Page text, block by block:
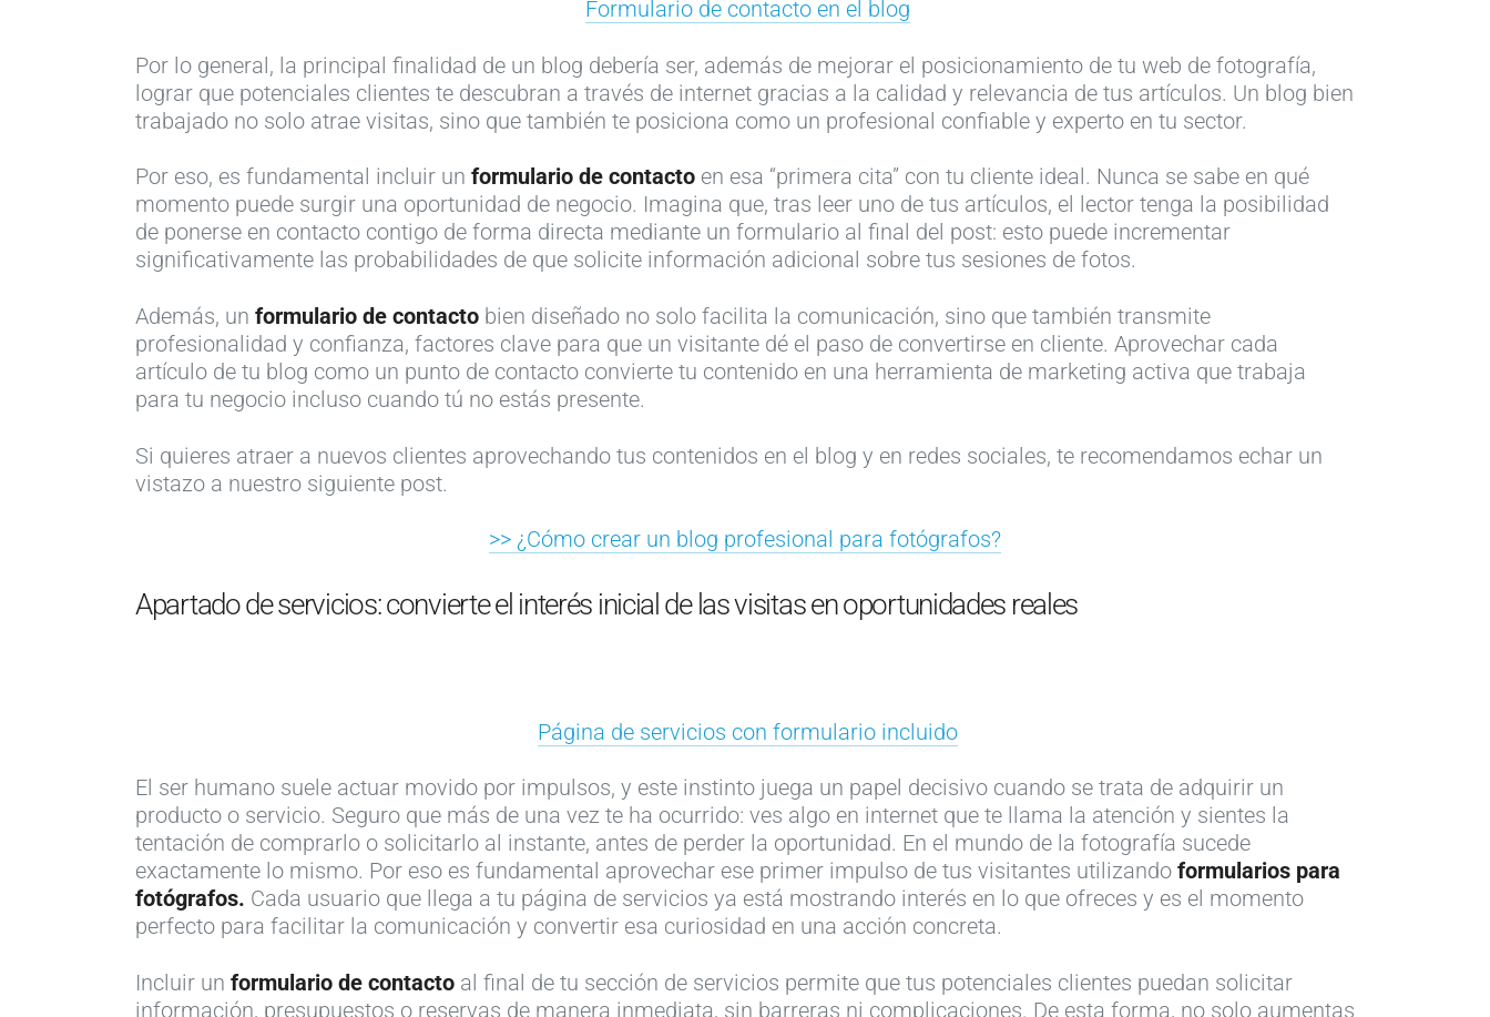
Formulario de contacto en el blog
Por lo general, la principal finalidad de un blog debería ser, además de mejorar el posicionamiento de tu web de fotografía,
lograr que potenciales clientes te descubran a través de internet gracias a la calidad y relevancia de tus artículos. Un blog bien
trabajado no solo atrae visitas, sino que también te posiciona como un profesional confiable y experto en tu sector.
Por eso, es fundamental incluir un formulario de contacto en esa “primera cita” con tu cliente ideal. Nunca se sabe en qué
momento puede surgir una oportunidad de negocio. Imagina que, tras leer uno de tus artículos, el lector tenga la posibilidad
de ponerse en contacto contigo de forma directa mediante un formulario al final del post: esto puede incrementar
significativamente las probabilidades de que solicite información adicional sobre tus sesiones de fotos.
Además, un formulario de contacto bien diseñado no solo facilita la comunicación, sino que también transmite
profesionalidad y confianza, factores clave para que un visitante dé el paso de convertirse en cliente. Aprovechar cada
artículo de tu blog como un punto de contacto convierte tu contenido en una herramienta de marketing activa que trabaja
para tu negocio incluso cuando tú no estás presente.
Si quieres atraer a nuevos clientes aprovechando tus contenidos en el blog y en redes sociales, te recomendamos echar un
vistazo a nuestro siguiente post.
>> ¿Cómo crear un blog profesional para fotógrafos?
Apartado de servicios: convierte el interés inicial de las visitas en oportunidades reales
Página de servicios con formulario incluido
El ser humano suele actuar movido por impulsos, y este instinto juega un papel decisivo cuando se trata de adquirir un
producto o servicio. Seguro que más de una vez te ha ocurrido: ves algo en internet que te llama la atención y sientes la
tentación de comprarlo o solicitarlo al instante, antes de perder la oportunidad. En el mundo de la fotografía sucede
exactamente lo mismo. Por eso es fundamental aprovechar ese primer impulso de tus visitantes utilizando formularios para
fotógrafos. Cada usuario que llega a tu página de servicios ya está mostrando interés en lo que ofreces y es el momento
perfecto para facilitar la comunicación y convertir esa curiosidad en una acción concreta.
Incluir un formulario de contacto al final de tu sección de servicios permite que tus potenciales clientes puedan solicitar
información, presupuestos o reservas de manera inmediata, sin barreras ni complicaciones. De esta forma, no solo aumentas